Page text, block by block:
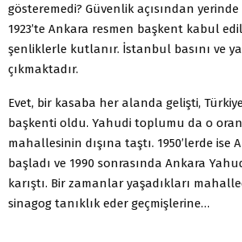
gösteremedi? Güvenlik açısından yerinde
1923’te Ankara resmen başkent kabul
şenliklerle kutlanır. İstanbul basını ve
çıkmaktadır.
Evet, bir kasaba her alanda gelişti,
başkenti oldu. Yahudi toplumu da o
mahallesinin dışına taştı. 1950’lerde ise
başladı ve 1990 sonrasında Ankara
karıştı. Bir zamanlar yaşadıkları
sinagog tanıklık eder geçmişlerine…